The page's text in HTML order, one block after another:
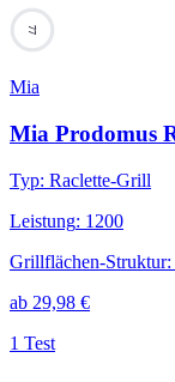
77
Mia
Mia Prodomus
Typ: Raclette-Grill
Leistung: 1200
Grillflächen-Struktur:
ab 29,98 €
1 Test